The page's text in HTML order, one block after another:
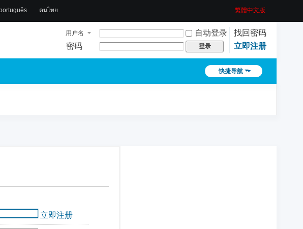
คนไทย 繁體中文版
用户名 自动登录
找回密码
密码
登录 立即注册
快捷导航
立即注册